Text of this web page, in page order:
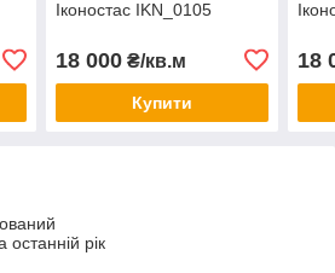
Іконостас IKN_0105
18 000₴/кв.м
Купити
18
останній рік